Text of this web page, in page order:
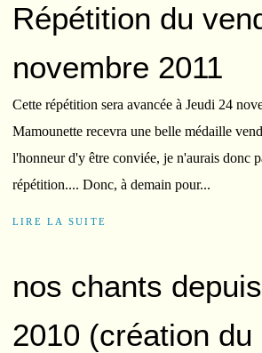
Répétition du
novembre 2011
Cette répétition sera avancée à Jeudi 24
Mamounette recevra une belle médaille
l'honneur d'y être conviée, je n'aurais donc
répétition.... Donc, à demain pour...
LIRE LA SUITE
nos chants
2010 (création du